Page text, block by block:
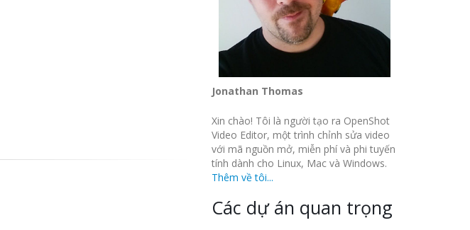
Jonathan Thomas
Xin chào! Tôi là người tạo ra OpenShot
Video Editor, một trình chỉnh sửa video
với mã nguồn mở, miễn phí và phi tuyến
tính dành cho Linux, Mac và Windows.
Thêm về tôi...
Các dự án quan trọng